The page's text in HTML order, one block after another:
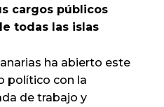
cargos públicos
todas las islas
ha abierto este
político con la
de trabajo y